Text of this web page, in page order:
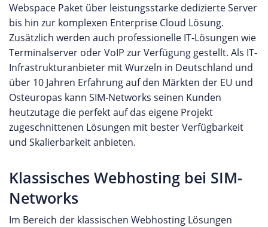
Webspace Paket über leistungsstarke dedizierte Server
bis hin zur komplexen Enterprise Cloud Lösung.
Zusätzlich werden auch professionelle IT-Lösungen wie
Terminalserver oder VoIP zur Verfügung gestellt. Als IT-
Infrastrukturanbieter mit Wurzeln in Deutschland und
über 10 Jahren Erfahrung auf den Märkten der EU und
Osteuropas kann SIM-Networks seinen Kunden
heutzutage die perfekt auf das eigene Projekt
zugeschnittenen Lösungen mit bester Verfügbarkeit
und Skalierbarkeit anbieten.
Klassisches Webhosting bei SIM-
Networks
Im Bereich der klassischen Webhosting Lösungen